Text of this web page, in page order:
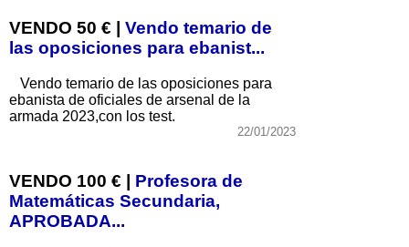
VENDO 50 € | Vendo temario de
las oposiciones para ebanist...
Vendo temario de las oposiciones para
ebanista de oficiales de arsenal de la
armada 2023,con los test.
22/01/2023
VENDO 100 € | Profesora de
Matemáticas Secundaria,
APROBADA...